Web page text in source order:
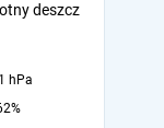
deszcz
hPa